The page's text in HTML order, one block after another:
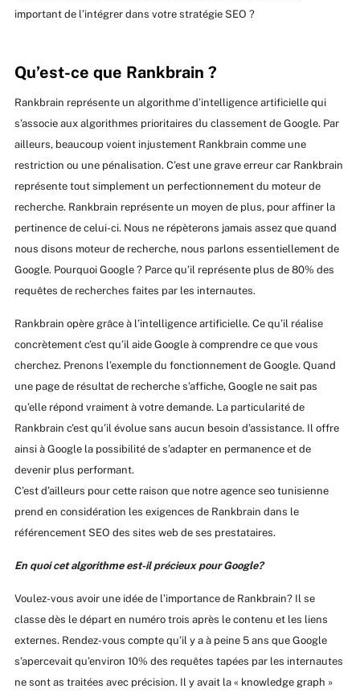
important de l’intégrer dans votre stratégie SEO ?
Qu’est-ce que Rankbrain ?
Rankbrain représente un algorithme d’intelligence artificielle qui
s’associe aux algorithmes prioritaires du classement de Google. Par
ailleurs, beaucoup voient injustement Rankbrain comme une
restriction ou une pénalisation. C’est une grave erreur car Rankbrain
représente tout simplement un perfectionnement du moteur de
recherche. Rankbrain représente un moyen de plus, pour affiner la
pertinence de celui-ci. Nous ne répèterons jamais assez que quand
nous disons moteur de recherche, nous parlons essentiellement de
Google. Pourquoi Google ? Parce qu’il représente plus de 80% des
requêtes de recherches faites par les internautes.
Rankbrain opère grâce à l’intelligence artificielle. Ce qu’il réalise
concrètement c’est qu’il aide Google à comprendre ce que vous
cherchez. Prenons l’exemple du fonctionnement de Google. Quand
une page de résultat de recherche s’affiche, Google ne sait pas
qu’elle répond vraiment à votre demande. La particularité de
Rankbrain c’est qu’il évolue sans aucun besoin d’assistance. Il offre
ainsi à Google la possibilité de s’adapter en permanence et de
devenir plus performant.
C’est d’ailleurs pour cette raison que notre agence seo tunisienne
prend en considération les exigences de Rankbrain dans le
référencement SEO des sites web de ses prestataires.
En quoi cet algorithme est-il précieux pour Google?
Voulez-vous avoir une idée de l’importance de Rankbrain? Il se
classe dès le départ en numéro trois après le contenu et les liens
externes. Rendez-vous compte qu’il y a à peine 5 ans que Google
s’apercevait qu’environ 10% des requêtes tapées par les internautes
ne sont as traitées avec précision. Il y avait la « knowledge graph »